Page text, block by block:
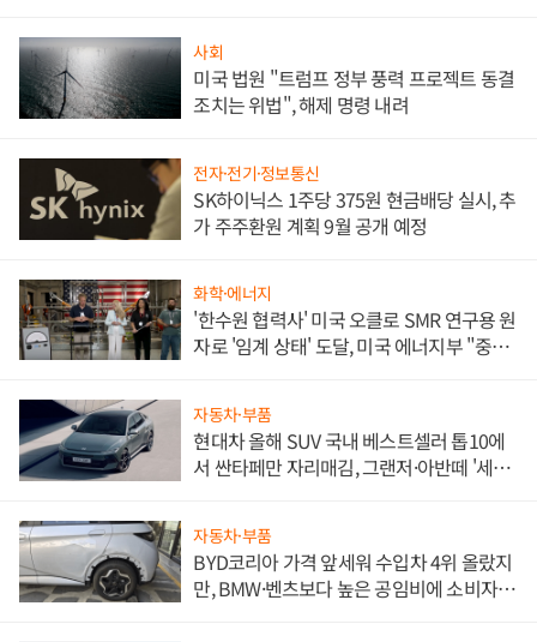
사회
미국 법원 "트럼프 정부 풍력 프로젝트 동결
조치는 위법", 해제 명령 내려
전자·전기·정보통신
SK하이닉스 1주당 375원 현금배당 실시, 추
가 주주환원 계획 9월 공개 예정
화학·에너지
'한수원 협력사' 미국 오클로 SMR 연구용 원
자로 '임계 상태' 도달, 미국 에너지부 "중요
자동차·부품
현대차 올해 SUV 국내 베스트셀러 톱10에
서 싼타페만 자리매김, 그랜저·아반떼 '세단
자동차·부품
BYD코리아 가격 앞세워 수입차 4위 올랐지
만, BMW·벤츠보다 높은 공임비에 소비자